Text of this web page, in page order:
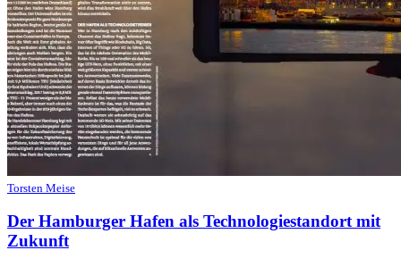
Torsten Meise
Der Hamburger Hafen als Technologiestandort mit
Zukunft